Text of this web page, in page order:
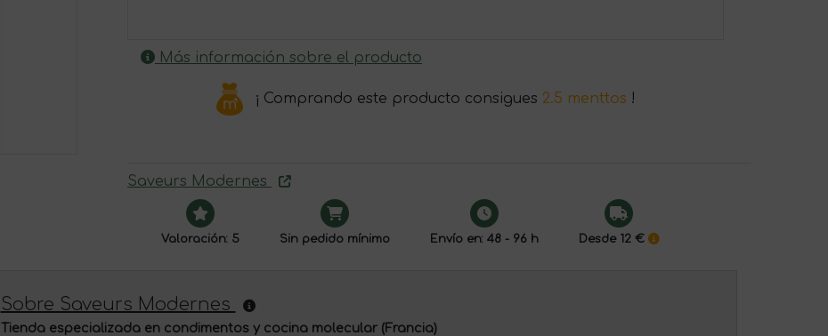
Más información sobre el producto
¡ Comprando este producto consigues 2.5 menttos !
Saveurs Modernes
Valoración: 5 Sin pedido mínimo Envío en: 48 - 96 h Desde 12 €
Sobre Saveurs Modernes
Tienda especializada en condimentos y cocina molecular (Francia)